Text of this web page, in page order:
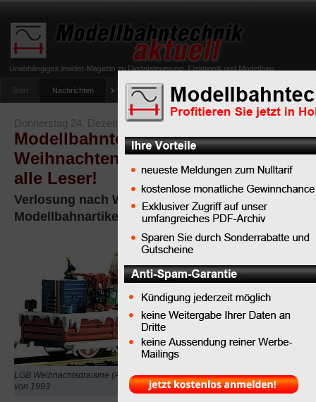
Start Nachrichten Tipps Newsletter Archiv Magazin
umfrage-viessmann-multiprotokoll-lichtdecoder
Donnerstag 24. Dezember 2009
Modellbahntechnik aktuell wünscht
Weihnachten und verlost
alle Leser!
Verlosung nach Weihnachten - jetzt noch
Modellbahnartikel gewinnen
LGB Weihnachtsdraisine (Art.Nr 21010)
von 1993
Weihnachten
Modellbahner
klassischerweise eine
Zeit. Es findet sich
Modellbahnschätze
fährt auch eine
Wohnzimmer, an der